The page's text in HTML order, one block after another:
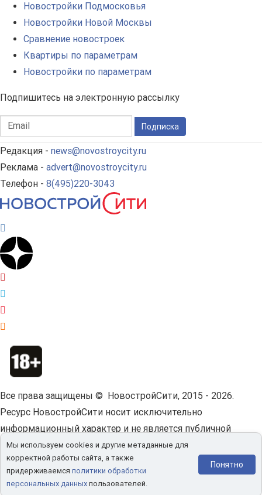
Новостройки Подмосковья
Новостройки Новой Москвы
Сравнение новостроек
Квартиры по параметрам
Новостройки по параметрам
Подпишитесь на электронную рассылку
Подписка
Редакция - news@novostroycity.ru
Реклама - advert@novostroycity.ru
Телефон - 8(495)220-3043
Все права защищены © НовостройСити, 2015 - 2026.
Ресурс НовостройСити носит исключительно
информационный характер и не является публичной
офертой.Пользовательское соглашение.
Мы используем cookies и другие метаданные для
корректной работы сайта.
Политика конфиденциальности.
Мы используем cookies и другие метаданные для
корректной работы сайта, а также
придерживаемся политики обработки
персональных данных пользователей.
Понятно